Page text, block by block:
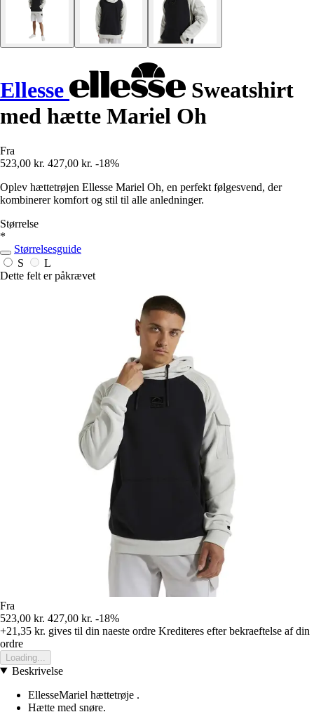
Ellesse
Sweatshirt
med hætte Mariel Oh
Fra
523,00 kr. 427,00 kr. -18%
Oplev hættetrøjen Ellesse Mariel Oh, en perfekt følgesvend, der
kombinerer komfort og stil til alle anledninger.
Størrelse
*
Størrelsesguide
S
L
Dette felt er påkrævet
Fra
523,00 kr. 427,00 kr. -18%
+21,35 kr. gives til din naeste ordre Krediteres efter bekraeftelse af din
ordre
Loading...
Beskrivelse
EllesseMariel hættetrøje .
Hætte med snøre.